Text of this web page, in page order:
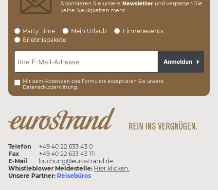
Abonnieren Sie unsere Newsletter und verpassen Sie
keine Neuigkeiten mehr.
Party Time Mein Urlaub
Firmenevents
Erlebnispakete
Mit dem Absenden des Formulars akzeptieren Sie unsere
Datenschutzerklärung.
Anmelden
Telefon
+49 40 22 633 43 0
Fax
+49 40 22 633 43 111
E-Mail
buchung@eurostrand.de
Whistleblower Meldestelle: Hier klicken.
Unsere Partner: Reisebüros